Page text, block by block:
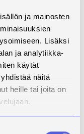
ja mainosten
Lisäksi
ja analytiikka-
käytät
näitä
heille tai joita on
varten.